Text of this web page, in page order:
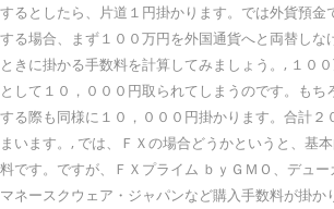
するとしたら、片道１円掛かります。では外貨預金
する場合、まず１００万円を外国通貨へと両替しな
ときに掛かる手数料を計算してみましょう。, １０
として１０，０００円取られてしまうのです。も
する際も同様に１０，０００円掛かります。合計２
まいます。, では、ＦＸの場合どうかというと、基
料です。ですが、ＦＸプライム ｂｙＧＭＯ、デュー
マネースクウェア・ジャパンなど購入手数料が掛か